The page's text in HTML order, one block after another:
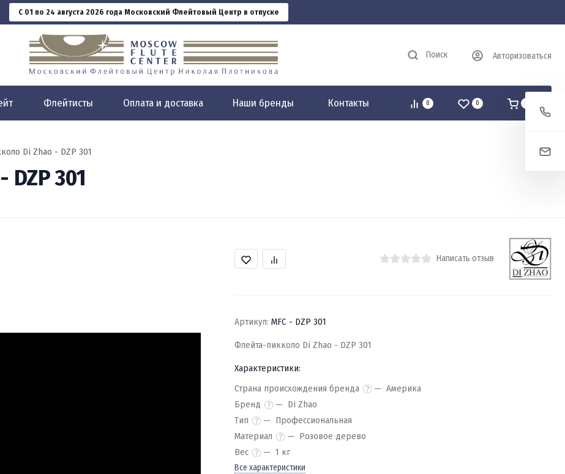
С 01 по 24 августа 2026 года Московский Флейтовый Центр в отпуске
Поиск Авторизоваться
Флейтисты Оплата и доставка Наши бренды Контакты 0 0
Di Zhao - DZP 301
301
Написать отзыв
Артикул: MFC - DZP 301
Флейта-пикколо Di Zhao - DZP 301
Характеристики:
Страна происхождения бренда
Америка
Бренд
Di Zhao
Тип
Профессиональная
Материал
Розовое дерево
Вес
1 кг
Все характеристики